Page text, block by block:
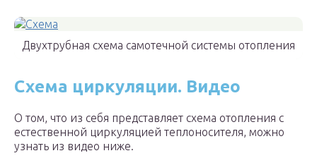
Двухтрубная схема самотечной системы отопления
Схема циркуляции. Видео
О том, что из себя представляет схема отопления с
естественной циркуляцией теплоносителя, можно
узнать из видео ниже.